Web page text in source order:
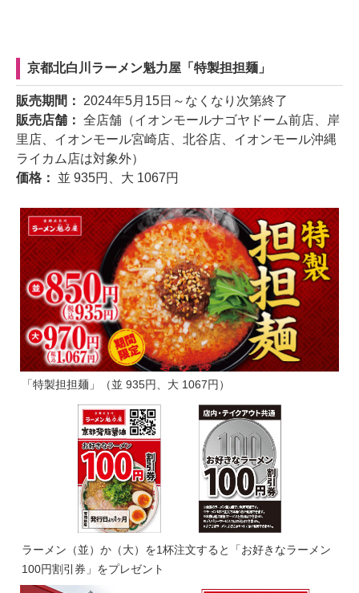
京都北白川ラーメン魁力屋「特製担担麺」
販売期間： 2024年5月15日～なくなり次第終了
販売店舗： 全店舗（イオンモールナゴヤドーム前店、岸
里店、イオンモール宮崎店、北谷店、イオンモール沖縄
ライカム店は対象外）
価格： 並 935円、大 1067円
「特製担担麺」（並 935円、大 1067円）
ラーメン（並）か（大）を1杯注文すると「お好きなラーメン
100円割引券」をプレゼント